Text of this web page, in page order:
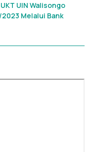
UIN Walisongo
Melalui Bank